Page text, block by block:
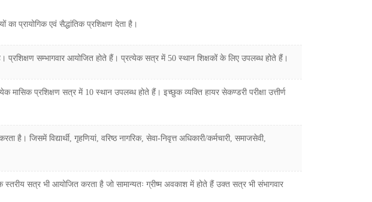
प्रायोगिक एवं सैद्धांतिक प्रशिक्षण देता है।
सम्भागवार आयोजित होते हैं। प्रत्येक सत्र में 50 स्थान शिक्षकों के लिए उपलब्ध होते हैं।
प्रशिक्षण सत्र में 10 स्थान उपलब्ध होते हैं। इच्छुक व्यक्ति हायर सेकण्डरी परीक्षा उत्तीर्ण
जिसमें विद्यार्थी, गृहणियां, वरिष्ठ नागरिक, सेवा-निवृत्त अधिकारी/कर्मचारी, समाजसेवी,
स्तरीय सत्र भी आयोजित करता है जो सामान्यतः ग्रीष्म अवकाश में होते हैं उक्त सत्र भी संभागवार